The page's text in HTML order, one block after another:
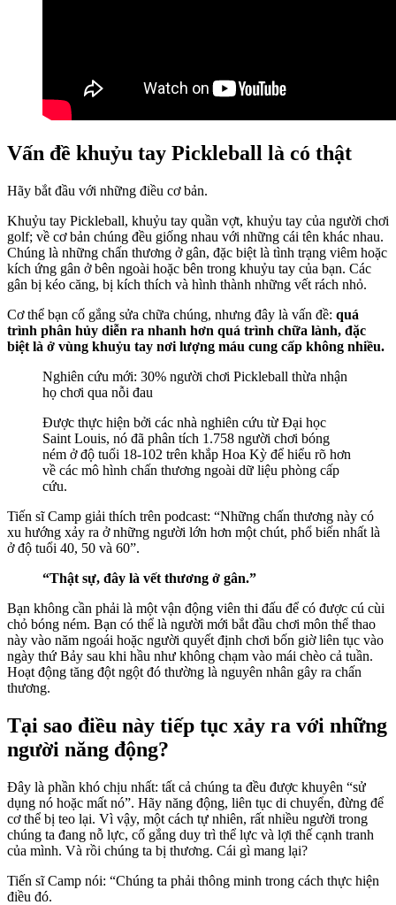
Vấn đề khuỷu tay Pickleball là có thật
Hãy bắt đầu với những điều cơ bản.
Khuỷu tay Pickleball, khuỷu tay quần vợt, khuỷu tay của người chơi
golf; về cơ bản chúng đều giống nhau với những cái tên khác nhau.
Chúng là những chấn thương ở gân, đặc biệt là tình trạng viêm hoặc
kích ứng gân ở bên ngoài hoặc bên trong khuỷu tay của bạn. Các
gân bị kéo căng, bị kích thích và hình thành những vết rách nhỏ.
Cơ thể bạn cố gắng sửa chữa chúng, nhưng đây là vấn đề: quá
trình phân hủy diễn ra nhanh hơn quá trình chữa lành, đặc
biệt là ở vùng khuỷu tay nơi lượng máu cung cấp không nhiều.
Nghiên cứu mới: 30% người chơi Pickleball thừa nhận
họ chơi qua nỗi đau
Được thực hiện bởi các nhà nghiên cứu từ Đại học
Saint Louis, nó đã phân tích 1.758 người chơi bóng
ném ở độ tuổi 18-102 trên khắp Hoa Kỳ để hiểu rõ hơn
về các mô hình chấn thương ngoài dữ liệu phòng cấp
cứu.
Tiến sĩ Camp giải thích trên podcast: “Những chấn thương này có
xu hướng xảy ra ở những người lớn hơn một chút, phổ biến nhất là
ở độ tuổi 40, 50 và 60”.
“Thật sự, đây là vết thương ở gân.”
Bạn không cần phải là một vận động viên thi đấu để có được cú cùi
chỏ bóng ném. Bạn có thể là người mới bắt đầu chơi môn thể thao
này vào năm ngoái hoặc người quyết định chơi bốn giờ liên tục vào
ngày thứ Bảy sau khi hầu như không chạm vào mái chèo cả tuần.
Hoạt động tăng đột ngột đó thường là nguyên nhân gây ra chấn
thương.
Tại sao điều này tiếp tục xảy ra với những
người năng động?
Đây là phần khó chịu nhất: tất cả chúng ta đều được khuyên “sử
dụng nó hoặc mất nó”. Hãy năng động, liên tục di chuyển, đừng để
cơ thể bị teo lại. Vì vậy, một cách tự nhiên, rất nhiều người trong
chúng ta đang nỗ lực, cố gắng duy trì thể lực và lợi thế cạnh tranh
của mình. Và rồi chúng ta bị thương. Cái gì mang lại?
Tiến sĩ Camp nói: “Chúng ta phải thông minh trong cách thực hiện
điều đó.